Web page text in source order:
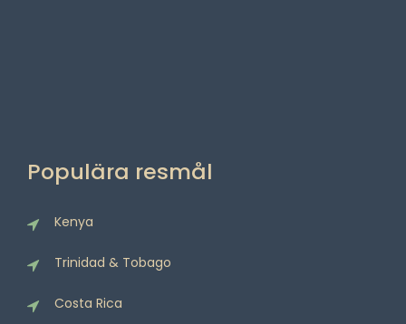
Populära resmål
Kenya
Trinidad & Tobago
Costa Rica